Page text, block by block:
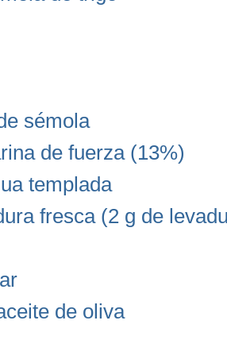
sémola
de fuerza (13%)
templada
fresca (2 g de
de oliva